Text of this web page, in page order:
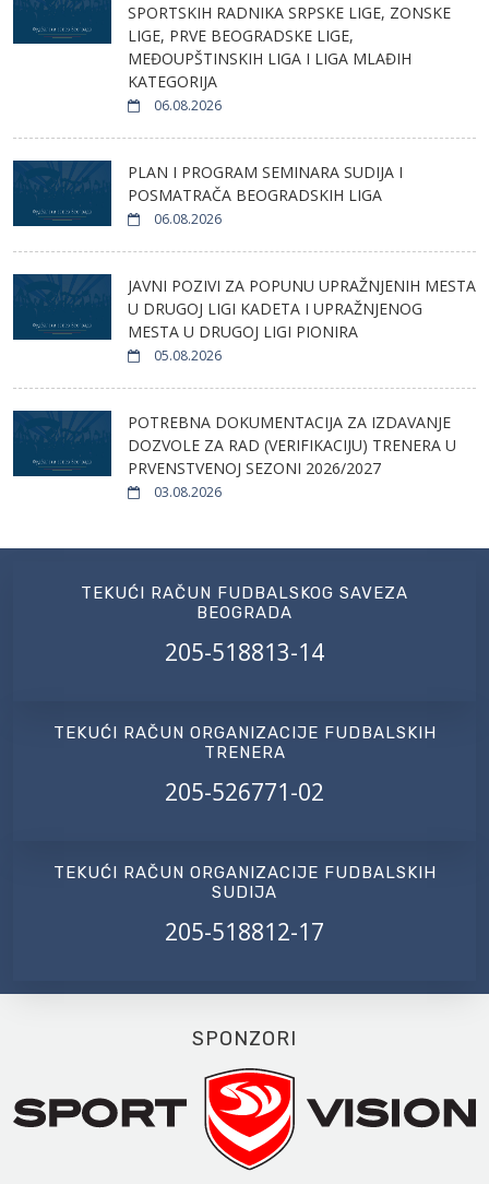
SPORTSKIH RADNIKA SRPSKE LIGE, ZONSKE
LIGE, PRVE BEOGRADSKE LIGE,
MEĐOUPŠTINSKIH LIGA I LIGA MLAĐIH
KATEGORIJA
06.08.2026
PLAN I PROGRAM SEMINARA SUDIJA I
POSMATRAČA BEOGRADSKIH LIGA
06.08.2026
JAVNI POZIVI ZA POPUNU UPRAŽNJENIH MESTA
U DRUGOJ LIGI KADETA I UPRAŽNJENOG
MESTA U DRUGOJ LIGI PIONIRA
05.08.2026
POTREBNA DOKUMENTACIJA ZA IZDAVANJE
DOZVOLE ZA RAD (VERIFIKACIJU) TRENERA U
PRVENSTVENOJ SEZONI 2026/2027
03.08.2026
TEKUĆI RAČUN FUDBALSKOG SAVEZA
BEOGRADA
205-518813-14
TEKUĆI RAČUN ORGANIZACIJE FUDBALSKIH
TRENERA
205-526771-02
TEKUĆI RAČUN ORGANIZACIJE FUDBALSKIH
SUDIJA
205-518812-17
SPONZORI